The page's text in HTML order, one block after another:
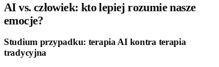
AI vs. człowiek: kto lepiej rozumie nasze
emocje?
Studium przypadku: terapia AI kontra terapia
tradycyjna